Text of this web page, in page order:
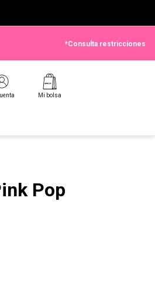
*Consulta restricciones
Mi bolsa
Pop